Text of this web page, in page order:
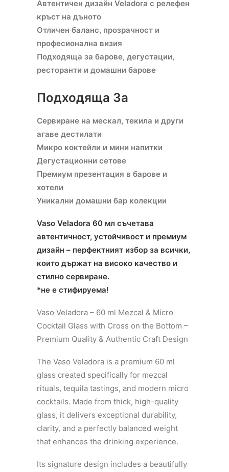
Автентичен дизайн Veladora с релефен
кръст на дъното
Отличен баланс, прозрачност и
професионална визия
Подходяща за барове, дегустации,
ресторанти и домашни барове
Подходяща За
Сервиране на мескал, текила и други
агаве дестилати
Микро коктейли и мини напитки
Дегустационни сетове
Премиум презентация в барове и
хотели
Уникални домашни бар колекции
Vaso Veladora 60 мл съчетава
автентичност, устойчивост и премиум
дизайн – перфектният избор за всички,
които държат на високо качество и
стилно сервиране.
*не е стифируема!
Vaso Veladora – 60 ml Mezcal & Micro
Cocktail Glass with Cross on the Bottom –
Premium Quality & Authentic Craft Design
The Vaso Veladora is a premium 60 ml
glass created specifically for mezcal
rituals, tequila tastings, and modern micro
cocktails. Made from thick, high-quality
glass, it delivers exceptional durability,
clarity, and a perfectly balanced weight
that enhances the drinking experience.
Its signature design includes a beautifully